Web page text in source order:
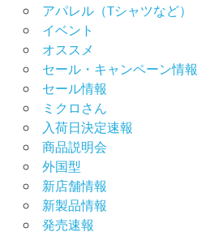
アパレル（Tシャツなど）
イベント
オススメ
セール・キャンペーン情報
セール情報
ミクロさん
入荷日決定速報
商品説明会
外国型
新店舗情報
新製品情報
発売速報